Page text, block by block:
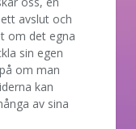
avslut och
om det egna
sin egen
om man
kan
av sina